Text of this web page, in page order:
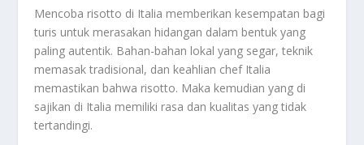
Mencoba risotto di Italia memberikan kesempatan bagi
turis untuk merasakan hidangan dalam bentuk yang
paling autentik. Bahan-bahan lokal yang segar, teknik
memasak tradisional, dan keahlian chef Italia
memastikan bahwa risotto. Maka kemudian yang di
sajikan di Italia memiliki rasa dan kualitas yang tidak
tertandingi.